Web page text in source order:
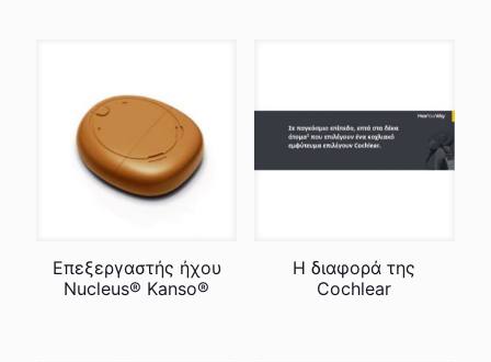
Επεξεργαστής ήχου
Nucleus® Kanso®
Η διαφορά της
Cochlear